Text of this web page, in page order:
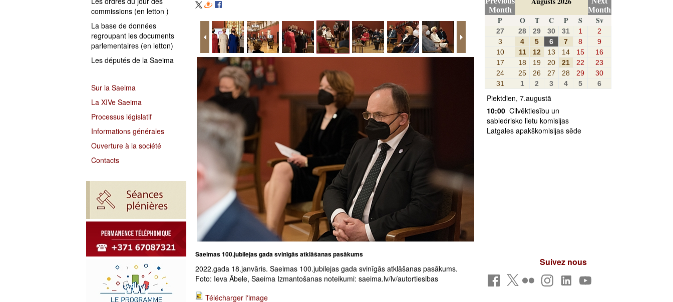
commissions (en letton )
La base de données
regroupant les documents
parlementaires (en letton)
Les députés de la Saeima
Sur la Saeima
La XIVe Saeima
Processus législatif
Informations générales
Ouverture à la société
Contacts
Saeimas 100.jubilejas gada svinīgās atklāšanas pasākums
2022.gada 18.janvāris. Saeimas 100.jubilejas gada svinīgās atklāšanas pasākums.
Foto: Ieva Ābele, Saeima Izmantošanas noteikumi: saeima.lv/lv/autortiesibas
Télécharger l'image
P
O T C P S Sv
27 28 29 30 31 1
2
3
4 5 6 7 8
9
10
11 12 13 14 15
16
17
18 19 20 21 22
23
24
25 26 27 28 29
30
31
1 2 3 4 5 6
Piektdien, 7.augustā
10:00 Cilvēktiesību un
sabiedrisko lietu komisijas
Latgales apakškomisijas sēde
Suivez nous